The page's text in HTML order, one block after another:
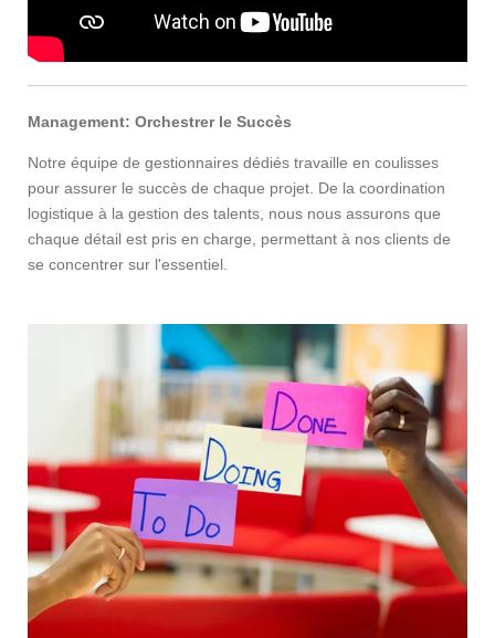
Management: Orchestrer le Succès
Notre équipe de gestionnaires dédiés travaille en coulisses
pour assurer le succès de chaque projet. De la coordination
logistique à la gestion des talents, nous nous assurons que
chaque détail est pris en charge, permettant à nos clients de
se concentrer sur l'essentiel.